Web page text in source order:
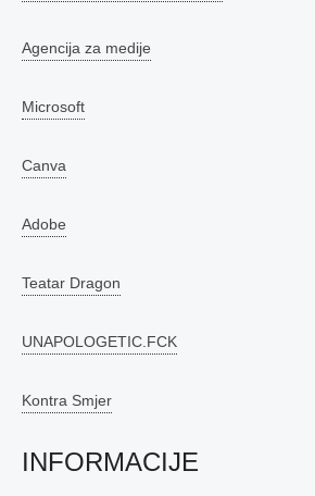
Agencija za medije
Microsoft
Canva
Adobe
Teatar Dragon
UNAPOLOGETIC.FCK
Kontra Smjer
INFORMACIJE